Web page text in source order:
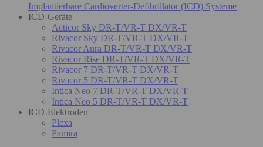
Implantierbare Cardioverter-Defibrillator (ICD) Systeme
ICD-Geräte
Acticor Sky DR-T/VR-T DX/VR-T
Rivacor Sky DR-T/VR-T DX/VR-T
Rivacor Aura DR-T/VR-T DX/VR-T
Rivacor Rise DR-T/VR-T DX/VR-T
Rivacor 7 DR-T/VR-T DX/VR-T
Rivacor 5 DR-T/VR-T DX/VR-T
Intica Neo 7 DR-T/VR-T DX/VR-T
Intica Neo 5 DR-T/VR-T DX/VR-T
ICD-Elektroden
Plexa
Pamira